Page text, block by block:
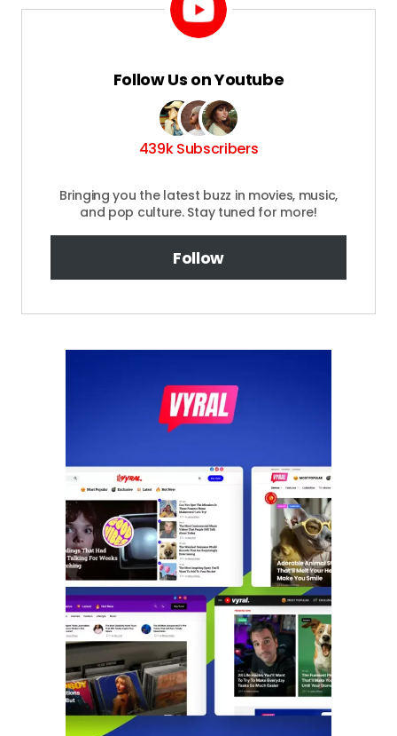
Follow Us on Youtube
439k Subscribers
Bringing you the latest buzz in movies, music,
and pop culture. Stay tuned for more!
Follow